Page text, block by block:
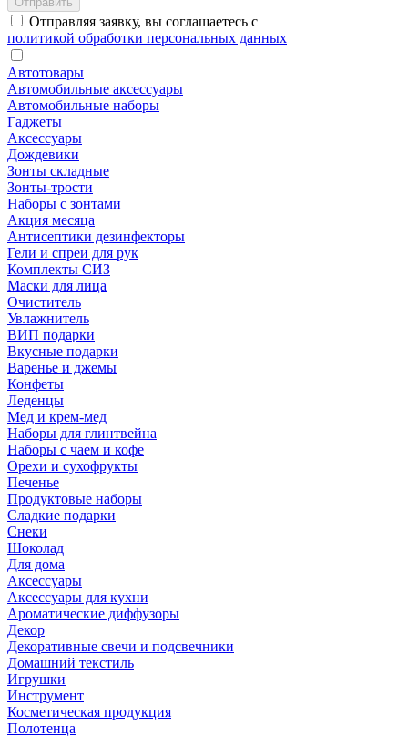
Отправляя заявку, вы соглашаетесь с
политикой обработки персональных данных
Автотовары
Автомобильные аксессуары
Автомобильные наборы
Гаджеты
Аксессуары
Дождевики
Зонты складные
Зонты-трости
Наборы с зонтами
Акция месяца
Антисептики дезинфекторы
Гели и спреи для рук
Комплекты СИЗ
Маски для лица
Очиститель
Увлажнитель
ВИП подарки
Вкусные подарки
Варенье и джемы
Конфеты
Леденцы
Мед и крем-мед
Наборы для глинтвейна
Наборы с чаем и кофе
Орехи и сухофрукты
Печенье
Продуктовые наборы
Сладкие подарки
Снеки
Шоколад
Для дома
Аксессуары
Аксессуары для кухни
Ароматические диффузоры
Декор
Декоративные свечи и подсвечники
Домашний текстиль
Игрушки
Инструмент
Косметическая продукция
Полотенца